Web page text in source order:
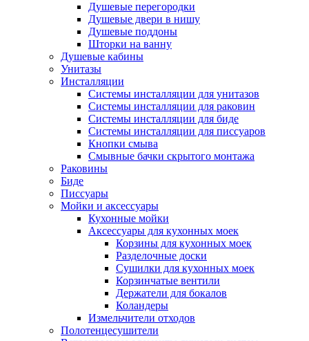
Душевые перегородки
Душевые двери в нишу
Душевые поддоны
Шторки на ванну
Душевые кабины
Унитазы
Инсталляции
Системы инсталляции для унитазов
Системы инсталляции для раковин
Системы инсталляции для биде
Системы инсталляции для писсуаров
Кнопки смыва
Смывные бачки скрытого монтажа
Раковины
Биде
Писсуары
Мойки и аксессуары
Кухонные мойки
Аксессуары для кухонных моек
Корзины для кухонных моек
Разделочные доски
Сушилки для кухонных моек
Корзинчатые вентили
Держатели для бокалов
Коландеры
Измельчители отходов
Полотенцесушители